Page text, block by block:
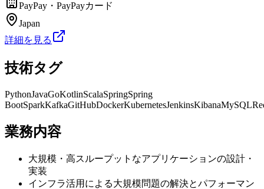
PayPay・PayPayカード
Japan
詳細を見る
技術タグ
PythonJavaGoKotlinScalaSpringSpring
BootSparkKafkaGitHubDockerKubernetesJenkinsKibanaMySQL
業務内容
大規模・高スループットなアプリケーションの設計・
実装
インフラ活用による大規模問題の解決とパフォーマン